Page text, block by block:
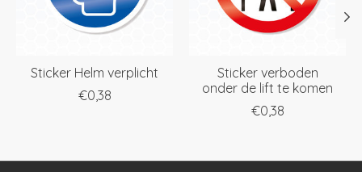
Sticker Helm verplicht
€0,38
Sticker verboden
onder de lift te komen
€0,38